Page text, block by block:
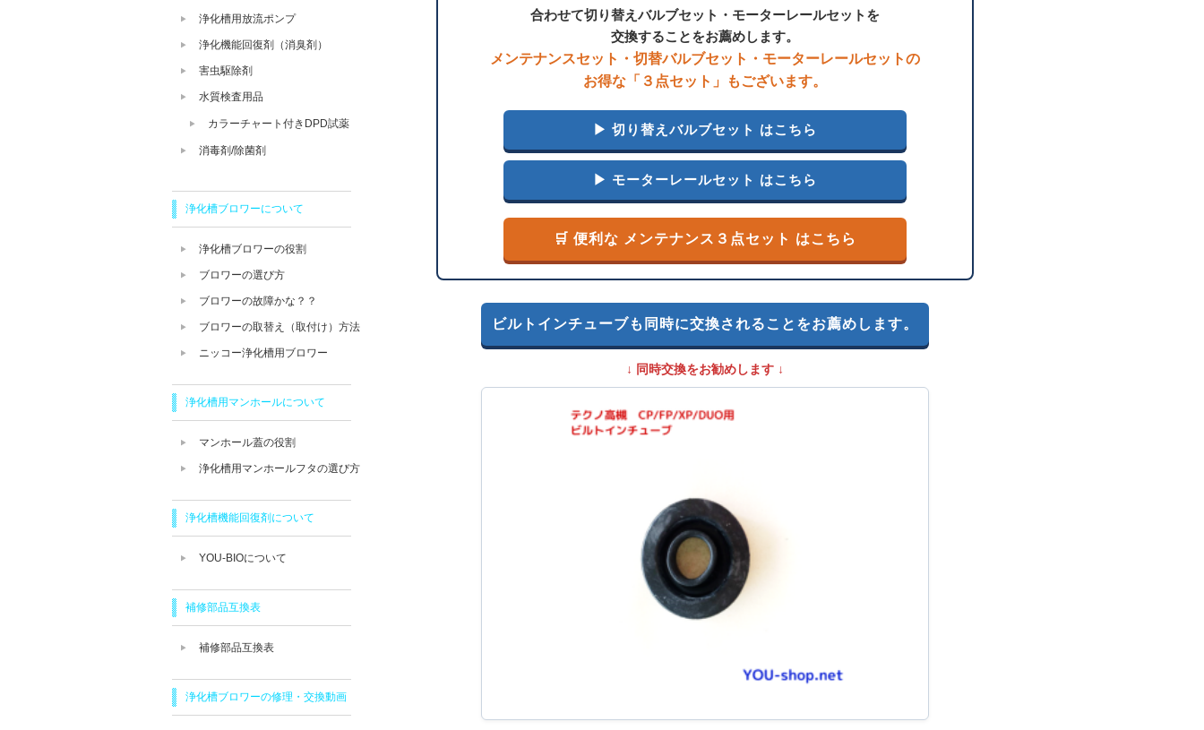
合わせて切り替えバルブセット・モーターレールセットを
交換することをお薦めします。
メンテナンスセット・切替バルブセット・モーターレールセットの
お得な「３点セット」もございます。
▶ 切り替えバルブセット はこちら
▶ モーターレールセット はこちら
🛒 便利な メンテナンス３点セット はこちら
ビルトインチューブも同時に交換されることをお薦めします。
↓ 同時交換をお勧めします ↓
浄化槽用放流ポンプ
浄化機能回復剤（消臭剤）
害虫駆除剤
水質検査用品
カラーチャート付きDPD試薬
消毒剤/除菌剤
浄化槽ブロワーについて
浄化槽ブロワーの役割
ブロワーの選び方
ブロワーの故障かな？？
ブロワーの取替え（取付け）方法
ニッコー浄化槽用ブロワー
浄化槽用マンホールについて
マンホール蓋の役割
浄化槽用マンホールフタの選び方
浄化槽機能回復剤について
YOU-BIOについて
補修部品互換表
補修部品互換表
浄化槽ブロワーの修理・交換動画